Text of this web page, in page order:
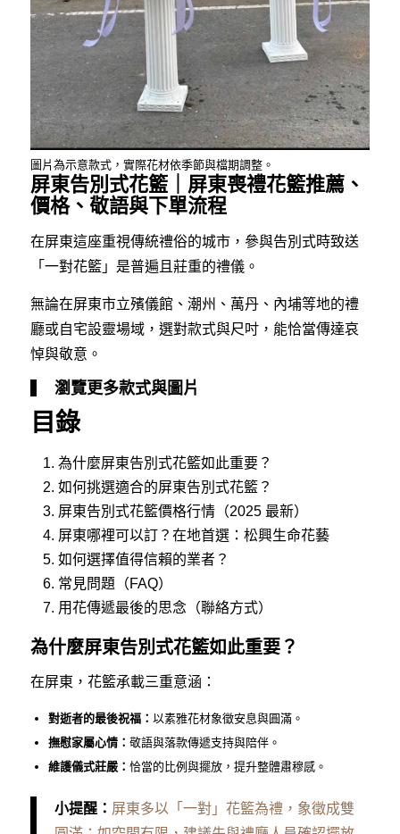
圖片為示意款式，實際花材依季節與檔期調整。
屏東告別式花籃｜屏東喪禮花籃推薦、
價格、敬語與下單流程
在屏東這座重視傳統禮俗的城市，參與告別式時致送
「一對花籃」是普遍且莊重的禮儀。
無論在屏東市立殯儀館、潮州、萬丹、內埔等地的禮
廳或自宅設靈場域，選對款式與尺吋，能恰當傳達哀
悼與敬意。
瀏覽更多款式與圖片
目錄
為什麼屏東告別式花籃如此重要？
如何挑選適合的屏東告別式花籃？
屏東告別式花籃價格行情（2025 最新）
屏東哪裡可以訂？在地首選：松興生命花藝
如何選擇值得信賴的業者？
常見問題（FAQ）
用花傳遞最後的思念（聯絡方式）
為什麼屏東告別式花籃如此重要？
在屏東，花籃承載三重意涵：
對逝者的最後祝福： 以素雅花材象徵安息與圓滿。
撫慰家屬心情： 敬語與落款傳遞支持與陪伴。
維護儀式莊嚴： 恰當的比例與擺放，提升整體肅穆感。
小提醒： 屏東多以「一對」花籃為禮，象徵成雙